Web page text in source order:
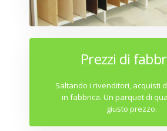
Prezzi di
Saltando i rivenditori, acquisti
in fabbrica. Un parquet di
giusto prezzo.